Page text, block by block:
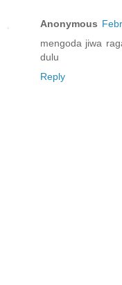
Anonymous
mengoda jiwa
dulu
Reply